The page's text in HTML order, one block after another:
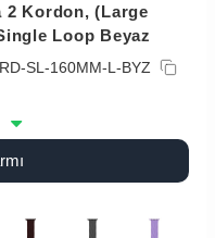
2 Kordon, (Large
Loop Beyaz
SL-160MM-L-BYZ